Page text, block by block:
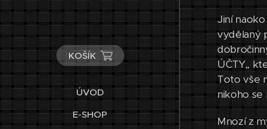
KOŠÍK
ÚVOD
E-SHOP
Jiní
vydělaný
ÚČTY,,
Toto vše
nikoho se
Mnozí z